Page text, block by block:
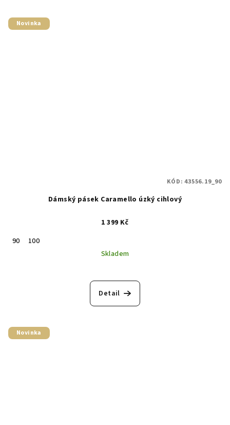
Novinka
Dámský pásek Caramello úzký cihlový
1 399 Kč
90
100
Skladem
Detail
KÓD:43556.19_90
Novinka